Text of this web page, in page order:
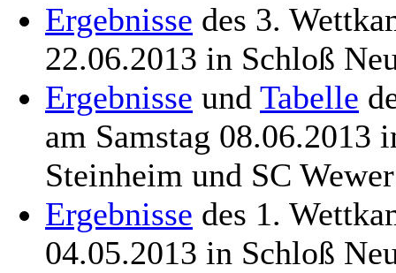
Ergebnisse des 3.
22.06.2013 in Schloß
Ergebnisse und Tabelle
am Samstag 08.06.2013
Steinheim und SC Wewer
Ergebnisse des 1.
04.05.2013 in Schloß